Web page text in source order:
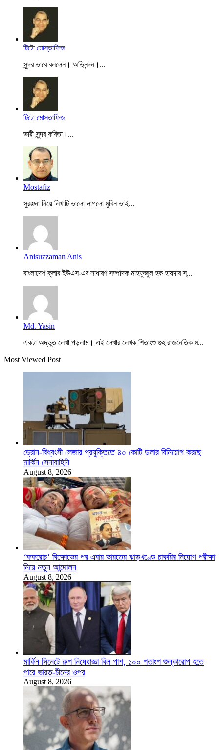
টিটো মোস্তাফিজ
সুন্দর ভাবে বললেন। অভিনন্দন।...
টিটো মোস্তাফিজ
ভারী সুন্দর কবিতা।...
Mostafiz
সুরঞ্জনা নিয়ে লিখাটি ভালো লাগলো মুবিন ভাই...
Anisuzzaman Anis
বাংলাদেশ ক্লাব ইউএস-এর সাধারণ সম্পাদক মাহফুজুল হক হায়দার স্...
Md. Yasin
একটা অদ্ভুত লেখা পড়লাম। এই লেখার লেখক শিতাংশু গুহ রাজনৈতিক ম...
Most Viewed Post
ড্রোন-বিধ্বংসী লেজার প্রযুক্তিতে ৪০ কোটি ডলার বিনিয়োগ করছে
মার্কিন সেনাবাহিনী
August 8, 2026
‘ককরোচ’ বিক্ষোভের পর এবার ভারতের ঝাড়খণ্ডে চাকরির নিয়োগ পরীক্ষা
নিয়ে নতুন আন্দোলন
August 8, 2026
মার্কিন সিনেটে রুশ নিষেধাজ্ঞা বিল পাশ, ১০০ শতাংশ শুল্কারোপ হতে
পারে ভারত-চীনের ওপর
August 8, 2026